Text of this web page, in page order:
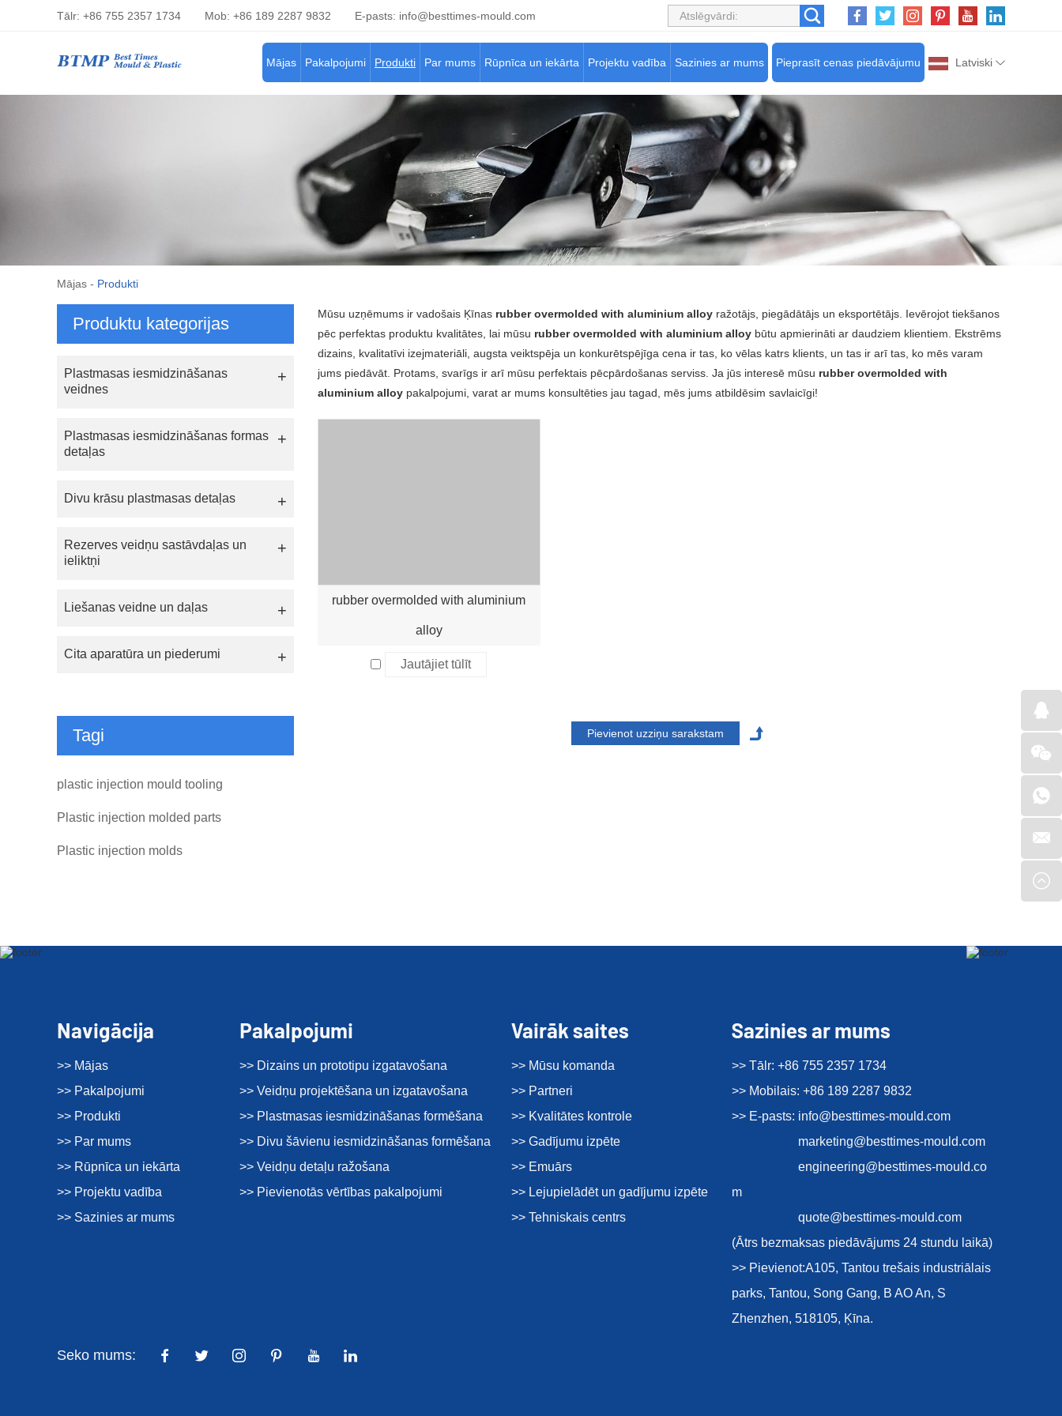
Tālr: +86 755 2357 1734 Mob: +86 189 2287 9832 E-pasts: info@besttimes-mould.com
Latviski
Pieprasīt cenas piedāvājumu
Mājas Pakalpojumi Produkti Par mums Rūpnīca un iekārta Projektu vadība Sazinies ar mums
Mājas - Produkti
Mūsu uzņēmums ir vadošais Ķīnas rubber overmolded with aluminium alloy ražotājs, piegādātājs un eksportētājs. Ievērojot tiekšanos
pēc perfektas produktu kvalitātes, lai mūsu rubber overmolded with aluminium alloy būtu apmierināti ar daudziem klientiem. Ekstrēms
dizains, kvalitatīvi izejmateriāli, augsta veiktspēja un konkurētspējīga cena ir tas, ko vēlas katrs klients, un tas ir arī tas, ko mēs varam
jums piedāvāt. Protams, svarīgs ir arī mūsu perfektais pēcpārdošanas serviss. Ja jūs interesē mūsu rubber overmolded with
aluminium alloy pakalpojumi, varat ar mums konsultēties jau tagad, mēs jums atbildēsim savlaicīgi!
rubber overmolded with aluminium
alloy
Jautājiet tūlīt
Produktu kategorijas
Plastmasas iesmidzināšanas
veidnes
Plastmasas iesmidzināšanas formas
detaļas
Divu krāsu plastmasas detaļas
Rezerves veidņu sastāvdaļas un
ieliktņi
Liešanas veidne un daļas
Cita aparatūra un piederumi
Tagi
plastic injection mould tooling
Plastic injection molded parts
Plastic injection molds
Navigācija
>> Mājas
>> Pakalpojumi
>> Produkti
>> Par mums
>> Rūpnīca un iekārta
>> Projektu vadība
>> Sazinies ar mums
Pakalpojumi
>> Dizains un prototipu izgatavošana
>> Veidņu projektēšana un izgatavošana
>> Plastmasas iesmidzināšanas formēšana
>> Divu šāvienu iesmidzināšanas formēšana
>> Veidņu detaļu ražošana
>> Pievienotās vērtības pakalpojumi
Vairāk saites
>> Mūsu komanda
>> Partneri
>> Kvalitātes kontrole
>> Gadījumu izpēte
>> Emuārs
>> Lejupielādēt un gadījumu izpēte
>> Tehniskais centrs
Sazinies ar mums
>> Tālr: +86 755 2357 1734
>> Mobilais: +86 189 2287 9832
>> E-pasts: info@besttimes-mould.com
marketing@besttimes-mould.com
engineering@besttimes-mould.co
m
quote@besttimes-mould.com
(Ātrs bezmaksas piedāvājums 24 stundu laikā)
>> Pievienot:A105, Tantou trešais industriālais
parks, Tantou, Song Gang, B AO An, S
Zhenzhen, 518105, Ķīna.
Seko mums: